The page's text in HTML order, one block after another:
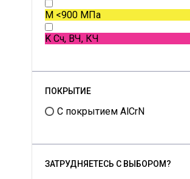
M <900 МПа
K Сч, ВЧ, КЧ
ПОКРЫТИЕ
С покрытием AlCrN
ЗАТРУДНЯЕТЕСЬ С ВЫБОРОМ?